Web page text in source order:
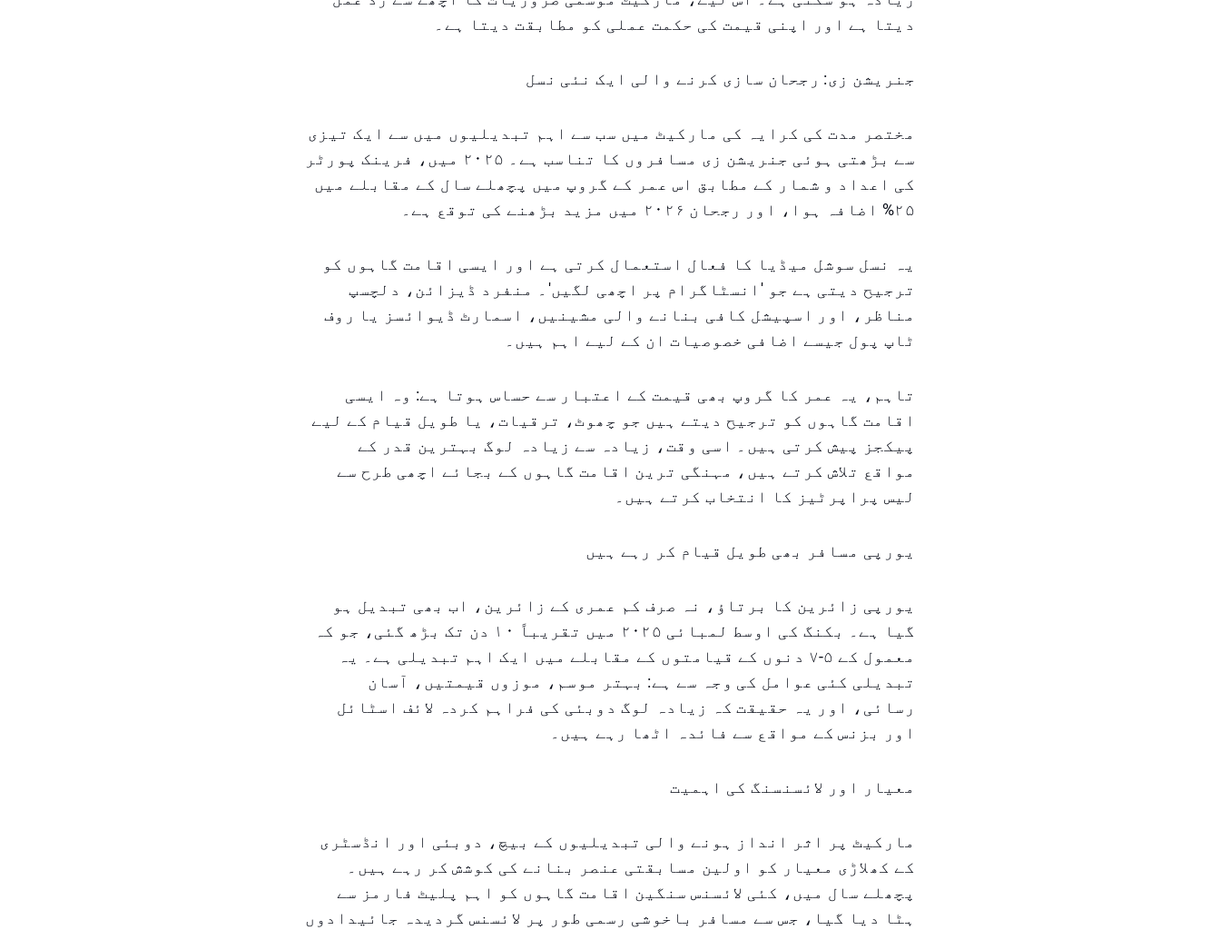
دیتا ہے اور اپنی قیمت کی حکمت عملی کو مطابقت دیتا ہے۔
جنریشن زی: رجحان سازی کرنے والی ایک نئی نسل
مختصر مدت کی کرایہ کی مارکیٹ میں سب سے اہم تبدیلیوں میں سے ایک تیزی
سے بڑھتی ہوئی جنریشن زی مسافروں کا تناسب ہے۔ ۲۰۲۵ میں، فرینک پورٹر
کی اعداد و شمار کے مطابق اس عمر کے گروپ میں پچھلے سال کے مقابلے میں
۲۵% اضافہ ہوا، اور رجحان ۲۰۲۶ میں مزید بڑھنے کی توقع ہے۔
یہ نسل سوشل میڈیا کا فعال استعمال کرتی ہے اور ایسی اقامت گاہوں کو
ترجیح دیتی ہے جو 'انسٹاگرام پر اچھی لگیں'۔ منفرد ڈیزائن، دلچسپ
مناظر، اور اسپیشل کافی بنانے والی مشینیں، اسمارٹ ڈیوائسز یا روف
ٹاپ پول جیسے اضافی خصوصیات ان کے لیے اہم ہیں۔
تاہم، یہ عمر کا گروپ بھی قیمت کے اعتبار سے حساس ہوتا ہے: وہ ایسی
اقامت گاہوں کو ترجیح دیتے ہیں جو چھوٹ، ترقیات، یا طویل قیام کے لیے
پیکجز پیش کرتی ہیں۔ اسی وقت، زیادہ سے زیادہ لوگ بہترین قدر کے
مواقع تلاش کرتے ہیں، مہنگی ترین اقامت گاہوں کے بجائے اچھی طرح سے
لیس پراپرٹیز کا انتخاب کرتے ہیں۔
یورپی مسافر بھی طویل قیام کر رہے ہیں
یورپی زائرین کا برتاؤ، نہ صرف کم عمری کے زائرین، اب بھی تبدیل ہو
گیا ہے۔ بکنگ کی اوسط لمبائی ۲۰۲۵ میں تقریباً ۱۰ دن تک بڑھ گئی، جو کہ
معمول کے ۵-۷ دنوں کے قیامتوں کے مقابلے میں ایک اہم تبدیلی ہے۔ یہ
تبدیلی کئی عوامل کی وجہ سے ہے: بہتر موسم، موزوں قیمتیں، آسان
رسائی، اور یہ حقیقت کہ زیادہ لوگ دوبئی کی فراہم کردہ لائف اسٹائل
اور بزنس کے مواقع سے فائدہ اٹھا رہے ہیں۔
معیار اور لائسنسنگ کی اہمیت
مارکیٹ پر اثر انداز ہونے والی تبدیلیوں کے بیچ، دوبئی اور انڈسٹری
کے کھلاڑی معیار کو اولین مسابقتی عنصر بنانے کی کوشش کر رہے ہیں۔
پچھلے سال میں، کئی لائسنس سنگین اقامت گاہوں کو اہم پلیٹ فارمز سے
ہٹا دیا گیا، جس سے مسافر باخوشی رسمی طور پر لائسنس گردیدہ جائیدادوں